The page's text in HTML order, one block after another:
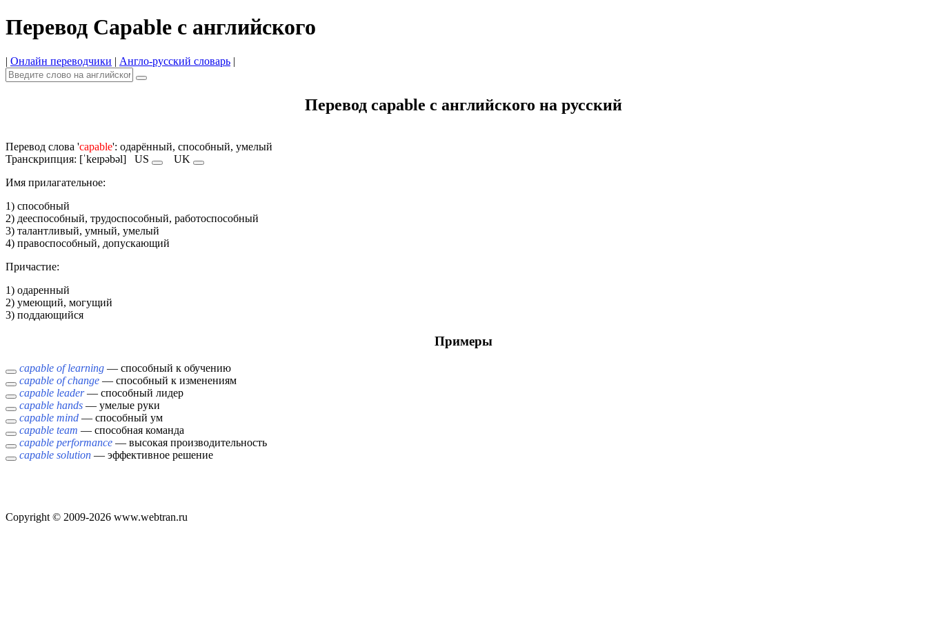
Перевод Capable с английского
| Онлайн переводчики | Англо-русский словарь |
Перевод capable с английского на русский
Перевод слова 'capable': одарённый, способный, умелый
Транскрипция: [ˈkeɪpəbəl] US
UK
Имя прилагательное:
1) способный
2) дееспособный, трудоспособный, работоспособный
3) талантливый, умный, умелый
4) правоспособный, допускающий
Причастие:
1) одаренный
2) умеющий, могущий
3) поддающийся
Примеры
capable of learning — способный к обучению
capable of change — способный к изменениям
capable leader— способный лидер
capable hands — умелые руки
capable mind — способный ум
capable team — способная команда
capable performance — высокая производительность
capable solution — эффективное решение
Copyright © 2009-2026 www.webtran.ru